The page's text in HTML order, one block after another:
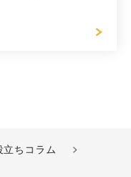
立ちコラム